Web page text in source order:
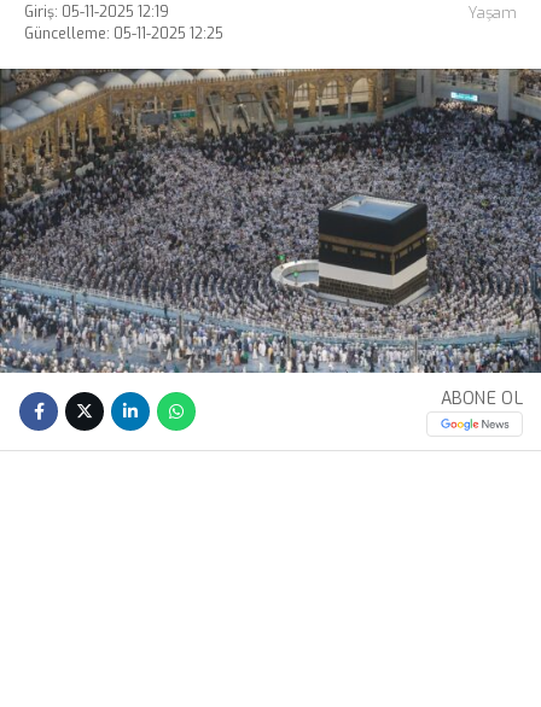
Giriş: 05-11-2025 12:19
Güncelleme: 05-11-2025 12:25
Yaşam
ABONE OL